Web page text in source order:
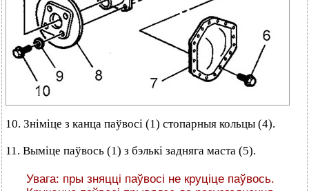
10. Зніміце з канца паўвосі (1) стопарныя кольцы (4).
11. Выміце паўвось (1) з бэлькі задняга маста (5).
Увага: пры зняцці паўвосі не круціце паўвось.